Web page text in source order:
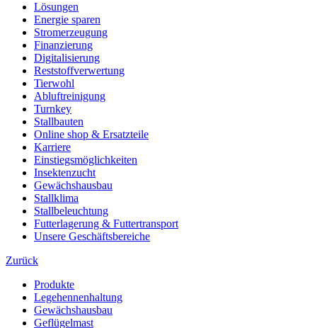
Lösungen
Energie sparen
Stromerzeugung
Finanzierung
Digitalisierung
Reststoffverwertung
Tierwohl
Abluftreinigung
Turnkey
Stallbauten
Online shop & Ersatzteile
Karriere
Einstiegsmöglichkeiten
Insektenzucht
Gewächshausbau
Stallklima
Stallbeleuchtung
Futterlagerung & Futtertransport
Unsere Geschäftsbereiche
Zurück
Produkte
Legehennenhaltung
Gewächshausbau
Geflügelmast